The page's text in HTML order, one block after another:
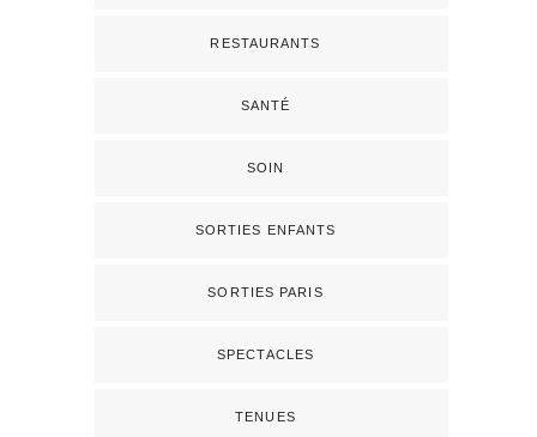
RESTAURANTS
SANTÉ
SOIN
SORTIES ENFANTS
SORTIES PARIS
SPECTACLES
TENUES